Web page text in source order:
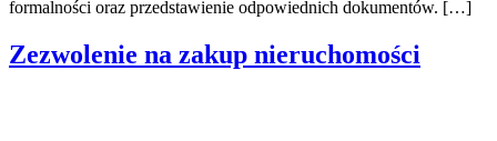
formalności oraz przedstawienie odpowiednich dokumentów. […]
Zezwolenie na zakup nieruchomości